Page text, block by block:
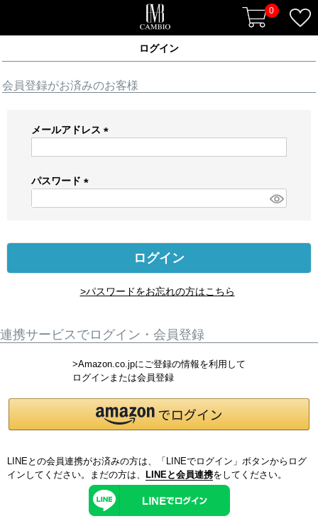
0
ログイン
会員登録がお済みのお客様
メールアドレス
)
パスワード
)
ログイン
>パスワードをお忘れの方はこちら
連携サービスでログイン・会員登録
>Amazon.co.jpにご登録の情報を利用して
ログインまたは会員登録
LINEとの会員連携がお済みの方は、「LINEでログイン」ボタンからログ
インしてください。まだの方は、
LINEと会員連携をしてください。